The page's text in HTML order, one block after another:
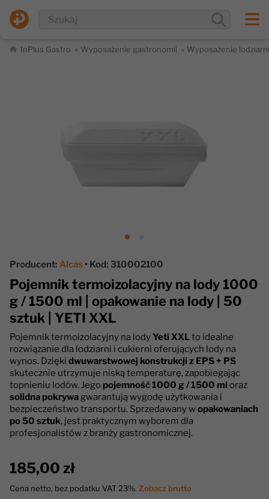
InPlus Gastro Wyposażenie gastronomii Wyposażenie lodziarni
Producent: Alcas • Kod: 310002100
Pojemnik termoizolacyjny na lody 1000
g / 1500 ml | opakowanie na lody | 50
sztuk | YETI XXL
Pojemnik termoizolacyjny na lodyYeti XXLto idealne
rozwiązanie dla lodziarni i cukierni oferujących lody na
wynos. Dzięki dwuwarstwowej konstrukcji z EPS + PS
skutecznie utrzymuje niską temperaturę, zapobiegając
topnieniu lodów. Jego pojemność 1000 g / 1500 ml oraz
solidna pokrywa gwarantują wygodę użytkowania i
bezpieczeństwo transportu. Sprzedawany wopakowaniach
po 50 sztuk, jest praktycznym wyborem dla
profesjonalistów z branży gastronomicznej.
185,00 zł
Cena netto, bez podatku VAT 23%. Zobacz brutto